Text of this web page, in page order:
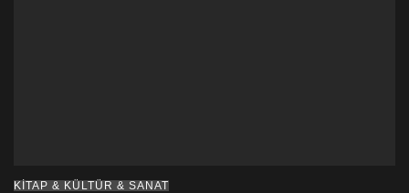
KİTAP & KÜLTÜR & SANAT